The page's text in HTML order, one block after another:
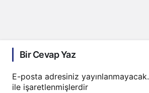
Bir Cevap Yaz
E-posta adresiniz yayınlanmayacak.
ile işaretlenmişlerdir